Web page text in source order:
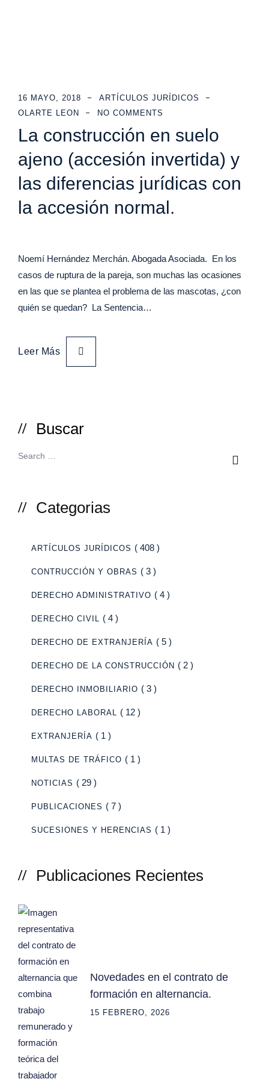
16 MAYO, 2018
ARTÍCULOS JURÍDICOS
OLARTE LEON
NO COMMENTS
La construcción en suelo
ajeno (accesión invertida) y
las diferencias jurídicas con
la accesión normal.
Noemí Hernández Merchán. Abogada Asociada. En los
casos de ruptura de la pareja, son muchas las ocasiones
en las que se plantea el problema de las mascotas, ¿con
quién se quedan? La Sentencia…
Leer Más
Buscar
Categorias
ARTÍCULOS JURÍDICOS ( 408 )
CONTRUCCIÓN Y OBRAS ( 3 )
DERECHO ADMINISTRATIVO ( 4 )
DERECHO CIVIL ( 4 )
DERECHO DE EXTRANJERÍA ( 5 )
DERECHO DE LA CONSTRUCCIÓN ( 2 )
DERECHO INMOBILIARIO ( 3 )
DERECHO LABORAL ( 12 )
EXTRANJERÍA ( 1 )
MULTAS DE TRÁFICO ( 1 )
NOTICIAS ( 29 )
PUBLICACIONES ( 7 )
SUCESIONES Y HERENCIAS ( 1 )
Publicaciones Recientes
Novedades en el contrato de
formación en alternancia.
15 FEBRERO, 2026